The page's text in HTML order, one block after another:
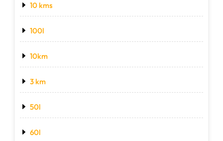
10 kms
100l
10km
3 km
50l
60l